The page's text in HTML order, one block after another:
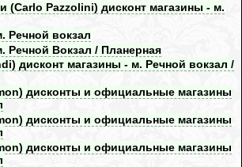
(Carlo Pazzolini) дисконт магазины - м.
Речной вокзал
Речной Вокзал / Планерная
дисконт магазины - м. Речной вокзал /
дисконты и официальные магазины
дисконты и официальные магазины
дисконты и официальные магазины